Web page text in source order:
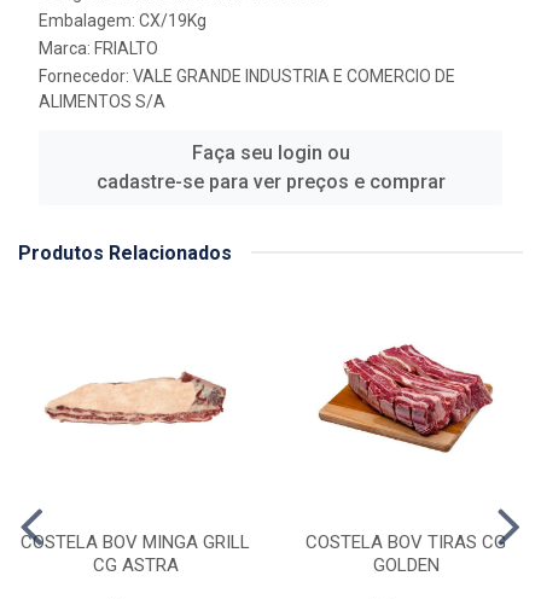
Embalagem: CX/19Kg
Marca: FRIALTO
Fornecedor: VALE GRANDE INDUSTRIA E COMERCIO DE
ALIMENTOS S/A
Faça seu login ou
cadastre-se para ver preços e comprar
Produtos Relacionados
COSTELA BOV MINGA GRILL
CG ASTRA
COSTELA BOV TIRAS CG
GOLDEN